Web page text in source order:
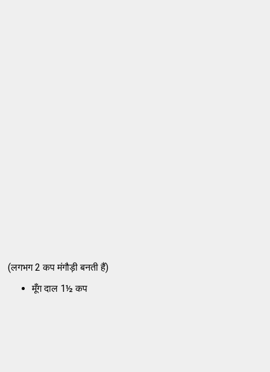
(लगभग 2 कप मंगौड़ी बनती हैं)
मूँग दाल 1½ कप